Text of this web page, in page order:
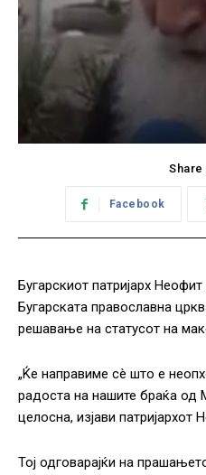
Facebook
Бугарскиот патријарх
Бугарската православна
решавање на статусот на
„Ќе направиме сè што е
радоста на нашите браќа од
целосна, изјави патријархот
Тој одговарајќи на